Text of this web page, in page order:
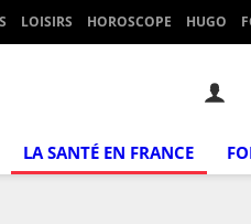
LOISIRS HOROSCOPE HUGO
LA SANTÉ EN FRANCE